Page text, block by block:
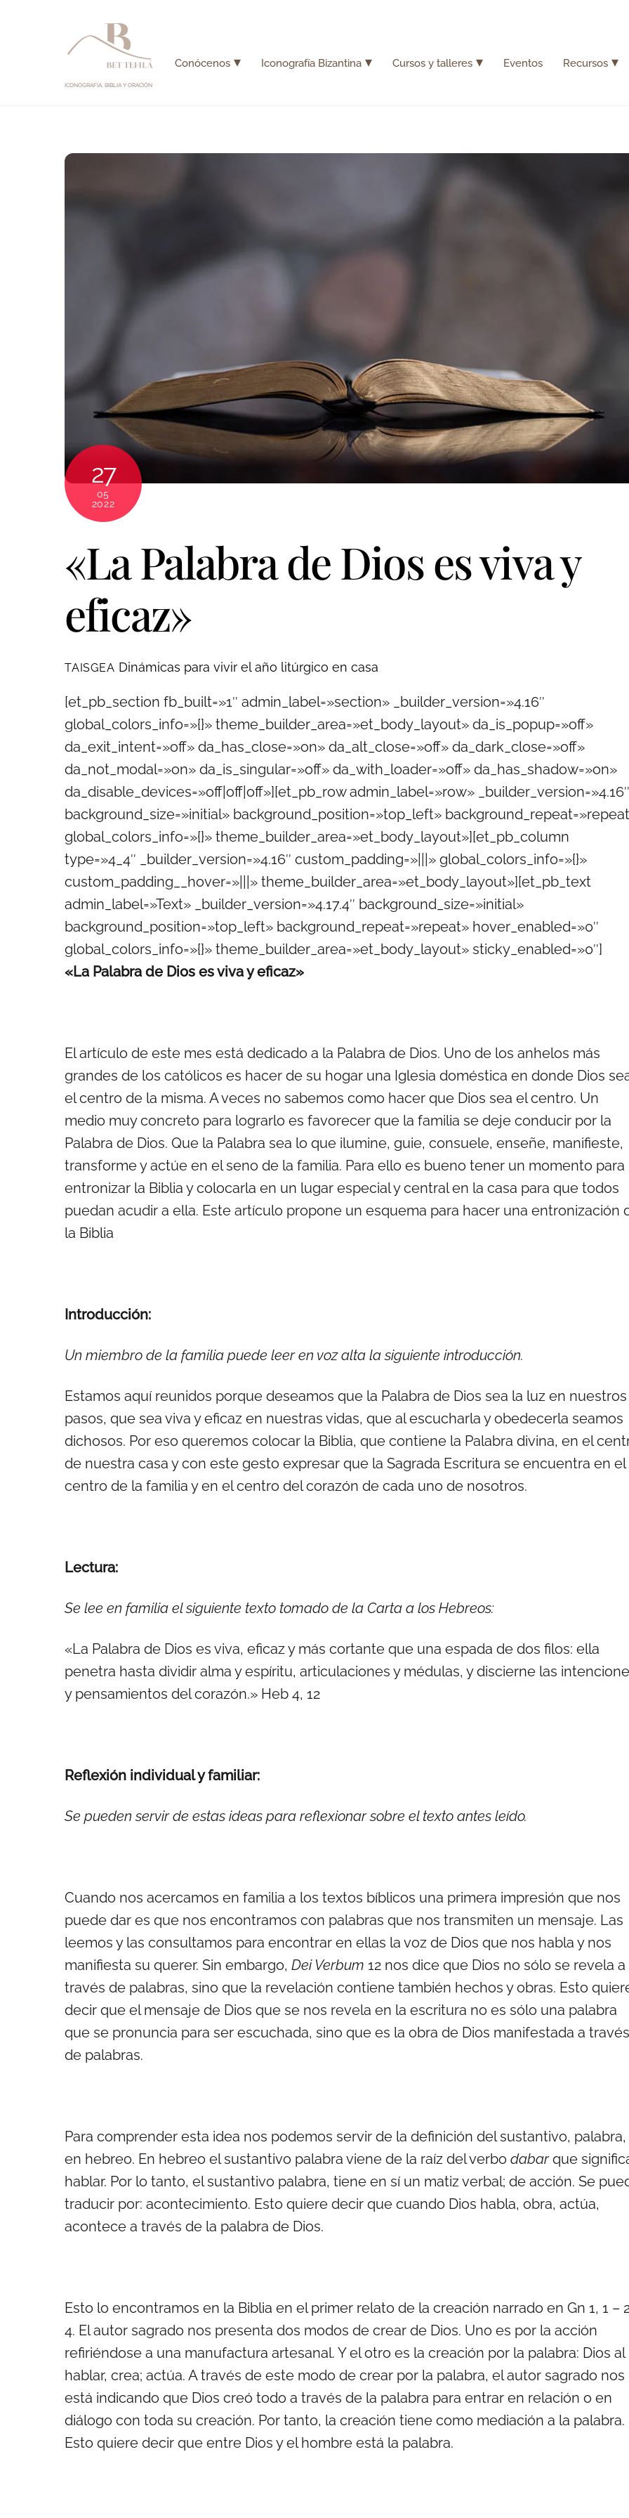
ICONOGRAFÍA, BIBLIA Y ORACIÓN
Conócenos Iconografía Bizantina Cursos y talleres Eventos Recursos
27
05
2022
«La Palabra de Dios es viva y
eficaz»
TAISGEA Dinámicas para vivir el año litúrgico en casa
[et_pb_section fb_built=»1″ admin_label=»section» _builder_version=»4.16″
global_colors_info=»{}» theme_builder_area=»et_body_layout» da_is_popup=»off»
da_exit_intent=»off» da_has_close=»on» da_alt_close=»off» da_dark_close=»off»
da_not_modal=»on» da_is_singular=»off» da_with_loader=»off» da_has_shadow=»on»
da_disable_devices=»off|off|off»][et_pb_row admin_label=»row» _builder_version=»4.16″
background_size=»initial» background_position=»top_left»
global_colors_info=»{}» theme_builder_area=»et_body_layout»][et_pb_column
type=»4_4″ _builder_version=»4.16″ custom_padding=»|||» global_colors_info=»{}»
custom_padding__hover=»|||» theme_builder_area=»et_body_layout»][et_pb_text
admin_label=»Text» _builder_version=»4.17.4″ background_size=»initial»
background_position=»top_left» background_repeat=»repeat» hover_enabled=»0″
global_colors_info=»{}» theme_builder_area=»et_body_layout» sticky_enabled=»0″]
«La Palabra de Dios es viva y eficaz»
El artículo de este mes está dedicado a la Palabra de Dios. Uno de los anhelos más
grandes de los católicos es hacer de su hogar una Iglesia doméstica en donde Dios
el centro de la misma. A veces no sabemos como hacer que Dios sea el centro. Un
medio muy concreto para lograrlo es favorecer que la familia se deje conducir por la
Palabra de Dios. Que la Palabra sea lo que ilumine, guie, consuele, enseñe, manifieste,
transforme y actúe en el seno de la familia. Para ello es bueno tener un momento para
entronizar la Biblia y colocarla en un lugar especial y central en la casa para que todos
puedan acudir a ella. Este artículo propone un esquema para hacer una entronización
la Biblia
Introducción:
Un miembro de la familia puede leer en voz alta la siguiente introducción.
Estamos aquí reunidos porque deseamos que la Palabra de Dios sea la luz en nuestros
pasos, que sea viva y eficaz en nuestras vidas, que al escucharla y obedecerla seamos
dichosos. Por eso queremos colocar la Biblia, que contiene la Palabra divina, en el
de nuestra casa y con este gesto expresar que la Sagrada Escritura se encuentra en el
centro de la familia y en el centro del corazón de cada uno de nosotros.
Lectura:
Se lee en familia el siguiente texto tomado de la Carta a los Hebreos:
«La Palabra de Dios es viva, eficaz y más cortante que una espada de dos filos: ella
penetra hasta dividir alma y espíritu, articulaciones y médulas, y discierne las
y pensamientos del corazón.» Heb 4, 12
Reflexión individual y familiar:
Se pueden servir de estas ideas para reflexionar sobre el texto antes leído.
Cuando nos acercamos en familia a los textos bíblicos una primera impresión que nos
puede dar es que nos encontramos con palabras que nos transmiten un mensaje. Las
leemos y las consultamos para encontrar en ellas la voz de Dios que nos habla y nos
manifiesta su querer. Sin embargo, Dei Verbum 12 nos dice que Dios no sólo se revela a
través de palabras, sino que la revelación contiene también hechos y obras. Esto
decir que el mensaje de Dios que se nos revela en la escritura no es sólo una palabra
que se pronuncia para ser escuchada, sino que es la obra de Dios manifestada a través
de palabras.
Para comprender esta idea nos podemos servir de la definición del sustantivo, palabra,
en hebreo. En hebreo el sustantivo palabra viene de la raíz del verbo dabarque
hablar. Por lo tanto, el sustantivo palabra, tiene en sí un matiz verbal; de acción. Se
traducir por: acontecimiento. Esto quiere decir que cuando Dios habla, obra, actúa,
acontece a través de la palabra de Dios.
Esto lo encontramos en la Biblia en el primer relato de la creación narrado en Gn 1, 1 –
4. El autor sagrado nos presenta dos modos de crear de Dios. Uno es por la acción
refiriéndose a una manufactura artesanal. Y el otro es la creación por la palabra: Dios al
hablar, crea; actúa. A través de este modo de crear por la palabra, el autor sagrado nos
está indicando que Dios creó todo a través de la palabra para entrar en relación o en
diálogo con toda su creación. Por tanto, la creación tiene como mediación a la palabra.
Esto quiere decir que entre Dios y el hombre está la palabra.